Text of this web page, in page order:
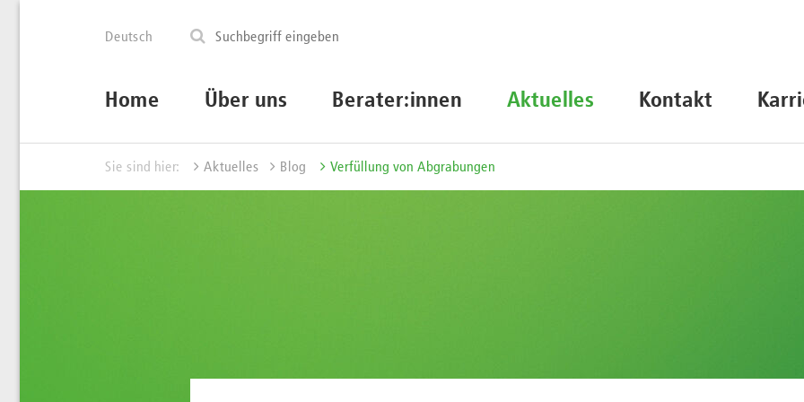
Deutsch
Home Über uns Berater:innen Aktuelles Kontakt
Sie sind hier: Aktuelles Blog Verfüllung von Abgrabungen